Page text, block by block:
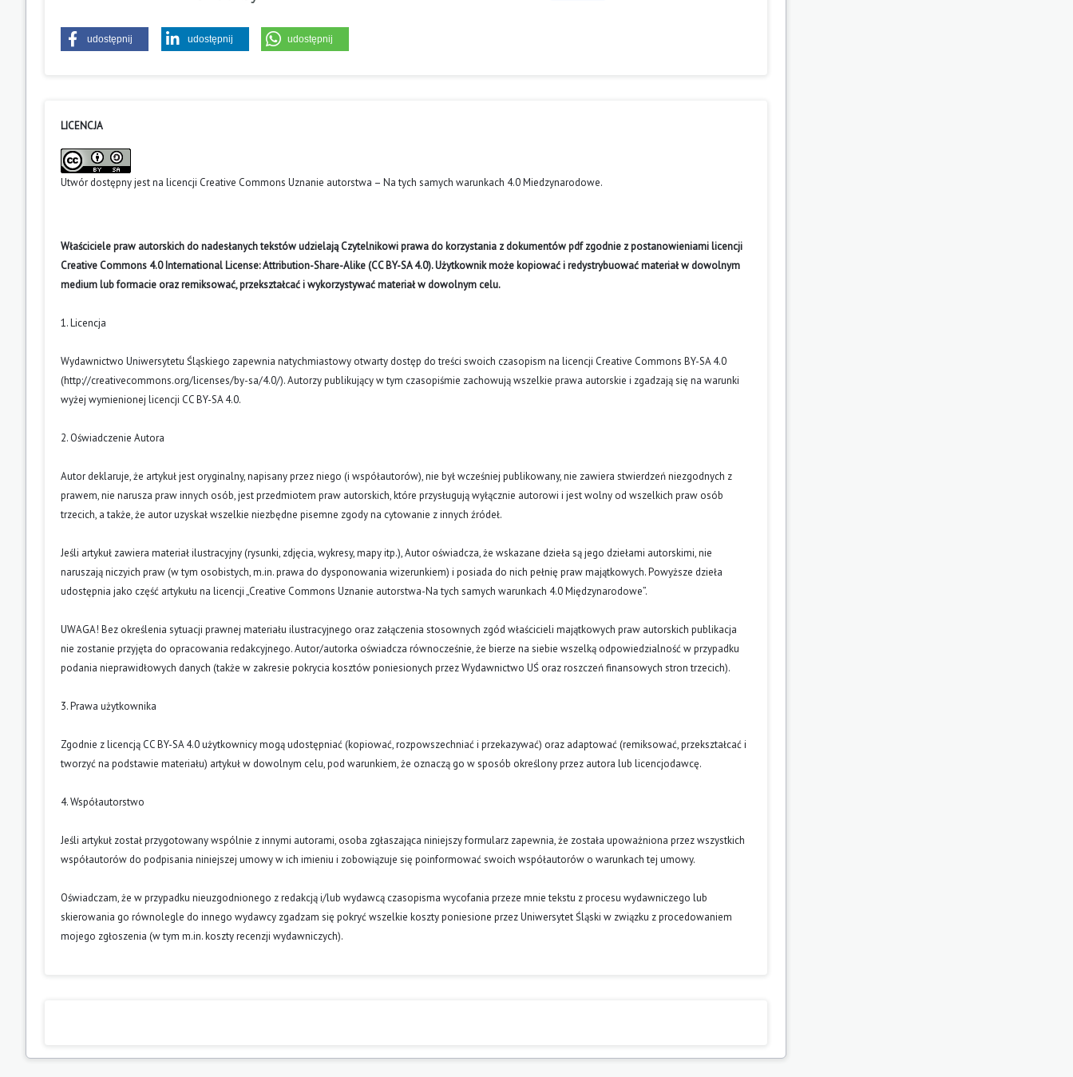
udostępnij udostępnij udostępnij
LICENCJA
Utwór dostępny jest na licencji Creative Commons Uznanie autorstwa – Na tych samych warunkach 4.0 Miedzynarodowe.
Właściciele praw autorskich do nadesłanych tekstów udzielają Czytelnikowi prawa do korzystania z dokumentów pdf zgodnie z postanowieniami licencji
Creative Commons 4.0 International License: Attribution-Share-Alike (CC BY-SA 4.0). Użytkownik może kopiować i redystrybuować materiał w dowolnym
medium lub formacie oraz remiksować, przekształcać i wykorzystywać materiał w dowolnym celu.
1. Licencja
Wydawnictwo Uniwersytetu Śląskiego zapewnia natychmiastowy otwarty dostęp do treści swoich czasopism na licencji Creative Commons BY-SA 4.0
(http://creativecommons.org/licenses/by-sa/4.0/). Autorzy publikujący w tym czasopiśmie zachowują wszelkie prawa autorskie i zgadzają się na warunki
wyżej wymienionej licencji CC BY-SA 4.0.
2. Oświadczenie Autora
Autor deklaruje, że artykuł jest oryginalny, napisany przez niego (i współautorów), nie był wcześniej publikowany, nie zawiera stwierdzeń niezgodnych z
prawem, nie narusza praw innych osób, jest przedmiotem praw autorskich, które przysługują wyłącznie autorowi i jest wolny od wszelkich praw osób
trzecich, a także, że autor uzyskał wszelkie niezbędne pisemne zgody na cytowanie z innych źródeł.
Jeśli artykuł zawiera materiał ilustracyjny (rysunki, zdjęcia, wykresy, mapy itp.), Autor oświadcza, że wskazane dzieła są jego dziełami autorskimi, nie
naruszają niczyich praw (w tym osobistych, m.in. prawa do dysponowania wizerunkiem) i posiada do nich pełnię praw majątkowych. Powyższe dzieła
udostępnia jako część artykułu na licencji „Creative Commons Uznanie autorstwa-Na tych samych warunkach 4.0 Międzynarodowe”.
UWAGA! Bez określenia sytuacji prawnej materiału ilustracyjnego oraz załączenia stosownych zgód właścicieli majątkowych praw autorskich publikacja
nie zostanie przyjęta do opracowania redakcyjnego. Autor/autorka oświadcza równocześnie, że bierze na siebie wszelką odpowiedzialność w przypadku
podania nieprawidłowych danych (także w zakresie pokrycia kosztów poniesionych przez Wydawnictwo UŚ oraz roszczeń finansowych stron trzecich).
3. Prawa użytkownika
Zgodnie z licencją CC BY-SA 4.0 użytkownicy mogą udostępniać (kopiować, rozpowszechniać i przekazywać) oraz adaptować (remiksować, przekształcać i
tworzyć na podstawie materiału) artykuł w dowolnym celu, pod warunkiem, że oznaczą go w sposób określony przez autora lub licencjodawcę.
4. Współautorstwo
Jeśli artykuł został przygotowany wspólnie z innymi autorami, osoba zgłaszająca niniejszy formularz zapewnia, że została upoważniona przez wszystkich
współautorów do podpisania niniejszej umowy w ich imieniu i zobowiązuje się poinformować swoich współautorów o warunkach tej umowy.
Oświadczam, że w przypadku nieuzgodnionego z redakcją i/lub wydawcą czasopisma wycofania przeze mnie tekstu z procesu wydawniczego lub
skierowania go równolegle do innego wydawcy zgadzam się pokryć wszelkie koszty poniesione przez Uniwersytet Śląski w związku z procedowaniem
mojego zgłoszenia (w tym m.in. koszty recenzji wydawniczych).